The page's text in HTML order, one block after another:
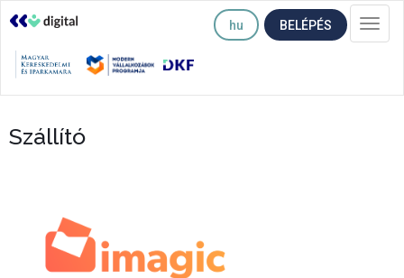
hu BELÉPÉS
Szállító